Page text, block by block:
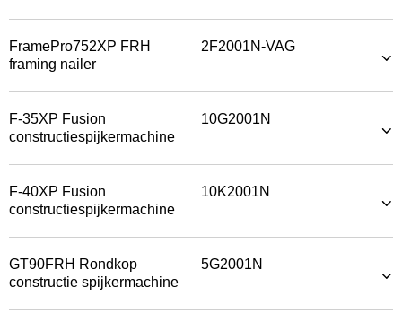
FramePro752XP FRH
framing nailer
2F2001N-VAG
F-35XP Fusion
constructiespijkermachine
10G2001N
F-40XP Fusion
constructiespijkermachine
10K2001N
GT90FRH Rondkop
constructie spijkermachine
5G2001N